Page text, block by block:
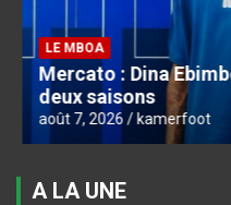
LE MBOA
Mercato : Dina
deux saisons
août 7, 2026 kamerfoot
A LA UNE